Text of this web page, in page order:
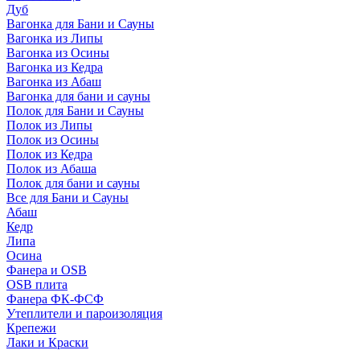
Дуб
Вагонка для Бани и Сауны
Вагонка из Липы
Вагонка из Осины
Вагонка из Кедра
Вагонка из Абаш
Вагонка для бани и сауны
Полок для Бани и Сауны
Полок из Липы
Полок из Осины
Полок из Кедра
Полок из Абаша
Полок для бани и сауны
Все для Бани и Сауны
Абаш
Кедр
Липа
Осина
Фанера и OSB
OSB плита
Фанера ФК-ФСФ
Утеплители и пароизоляция
Крепежи
Лаки и Краски